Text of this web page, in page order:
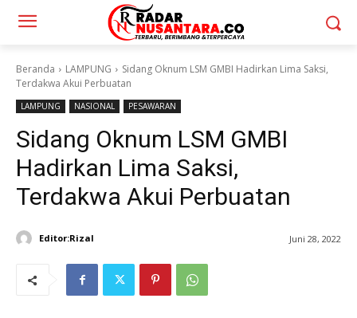
Beranda LAMPUNG
Sidang Oknum LSM GMBI Hadirkan Lima Saksi,
Terdakwa Akui Perbuatan
LAMPUNG NASIONAL PESAWARAN
Sidang Oknum LSM GMBI
Hadirkan Lima Saksi,
Terdakwa Akui Perbuatan
Editor:Rizal Juni 28, 2022